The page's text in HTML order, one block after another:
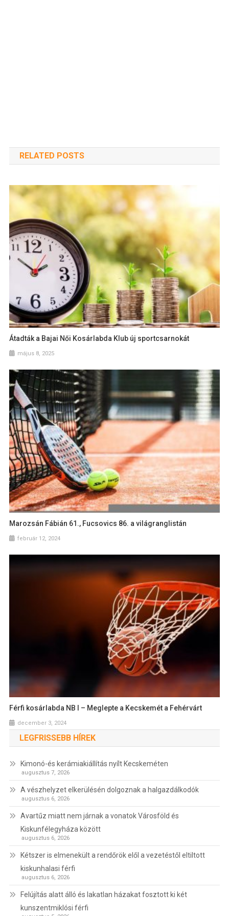
RELATED POSTS
Átadták a Bajai Női Kosárlabda Klub új sportcsarnokát
május 8, 2025
Marozsán Fábián 61., Fucsovics 86. a világranglistán
február 12, 2024
Férfi kosárlabda NB I – Meglepte a Kecskemét a Fehérvárt
december 3, 2024
LEGFRISSEBB HÍREK
Kimonó-és kerámiakiállítás nyílt Kecskeméten
augusztus 7, 2026
A vészhelyzet elkerülésén dolgoznak a halgazdálkodók
augusztus 6, 2026
Avartűz miatt nem járnak a vonatok Városföld és
Kiskunfélegyháza között
augusztus 6, 2026
Kétszer is elmenekült a rendőrök elől a vezetéstől eltiltott
kiskunhalasi férfi
augusztus 6, 2026
Felújítás alatt álló és lakatlan házakat fosztott ki két
kunszentmiklósi férfi